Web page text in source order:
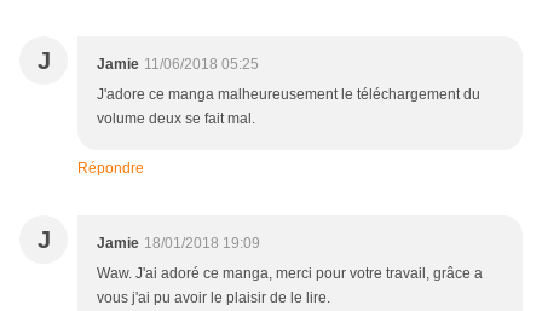
J Jamie 11/06/2018 05:25
J'adore ce manga malheureusement le téléchargement du
volume deux se fait mal.
Répondre
J Jamie 18/01/2018 19:09
Waw. J'ai adoré ce manga, merci pour votre travail, grâce a
vous j'ai pu avoir le plaisir de le lire.